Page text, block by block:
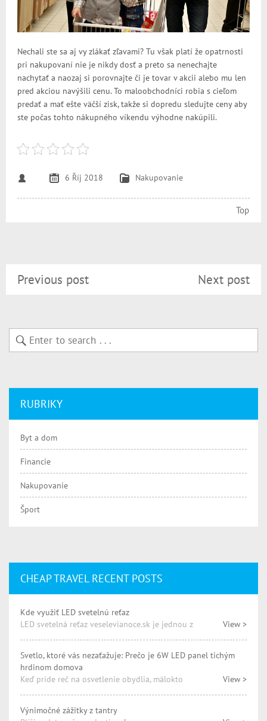
Nechali ste sa aj vy zlákať zľavami? Tu však platí že opatrnosti
pri nakupovaní nie je nikdy dosť a preto sa nenechajte
nachytať a naozaj si porovnajte či je tovar v akcii alebo mu len
pred akciou navýšili cenu. To maloobchodníci robia s cieľom
predať a mať ešte väčší zisk, takže si dopredu sledujte ceny aby
ste počas tohto nákupného víkendu výhodne nakúpili.
6 Říj 2018 Nakupovanie
Top
Next post
Previous post
RUBRIKY
Byt a dom
Financie
Nakupovanie
Šport
CHEAP TRAVEL RECENT POSTS
Kde využiť LED svetelnú reťaz
LED svetelná reťaz veselevianoce.sk je jednou z
View >
Svetlo, ktoré vás nezaťažuje: Prečo je 6W LED panel tichým
hrdinom domova
Keď príde reč na osvetlenie obydlia, málokto
View >
Výnimočné zážitky z tantry